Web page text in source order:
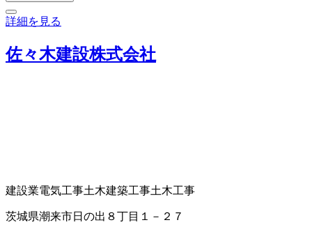
詳細を見る
佐々木建設株式会社
建設業電気工事土木建築工事土木工事
茨城県潮来市日の出８丁目１－２７